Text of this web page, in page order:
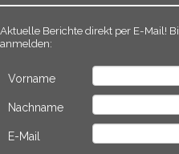
Aktuelle Berichte direkt per E-Mail!
anmelden:
Vorname
Nachname
E-Mail